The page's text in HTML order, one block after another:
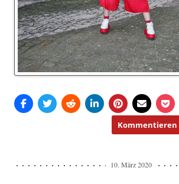
Kommentieren
10. März 2020